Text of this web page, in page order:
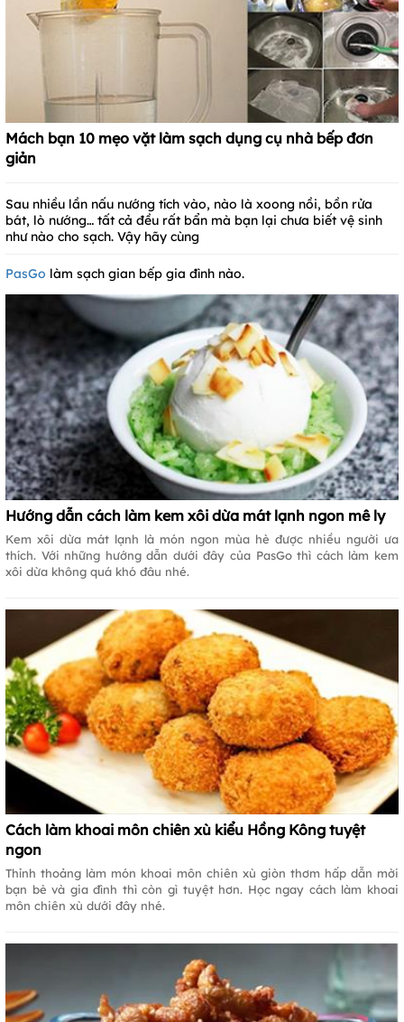
Mách bạn 10 mẹo vặt làm sạch dụng cụ nhà bếp đơn
giản
Sau nhiều lần nấu nướng tích vào, nào là xoong nồi, bồn rửa
bát, lò nướng… tất cả đều rất bẩn mà bạn lại chưa biết vệ sinh
như nào cho sạch. Vậy hãy cùng
PasGo làm sạch gian bếp gia đình nào.
Hướng dẫn cách làm kem xôi dừa mát lạnh ngon mê ly
Kem xôi dừa mát lạnh là món ngon mùa hè được nhiều người ưa
thích. Với những hướng dẫn dưới đây của PasGo thì cách làm kem
xôi dừa không quá khó đâu nhé.
Cách làm khoai môn chiên xù kiểu Hồng Kông tuyệt
ngon
Thỉnh thoảng làm món khoai môn chiên xù giòn thơm hấp dẫn mời
bạn bè và gia đình thì còn gì tuyệt hơn. Học ngay cách làm khoai
môn chiên xù dưới đây nhé.